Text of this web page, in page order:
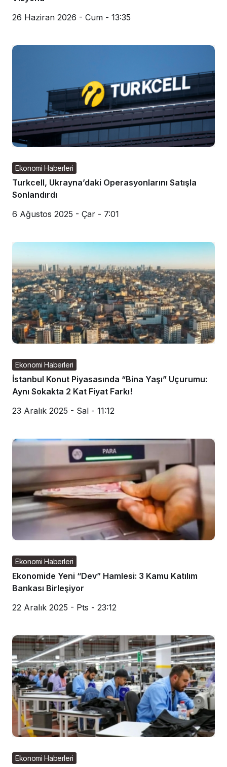
26 Haziran 2026 - Cum - 13:35
Ekonomi Haberleri
Turkcell, Ukrayna’daki Operasyonlarını Satışla
Sonlandırdı
6 Ağustos 2025 - Çar - 7:01
Ekonomi Haberleri
İstanbul Konut Piyasasında “Bina Yaşı” Uçurumu:
Aynı Sokakta 2 Kat Fiyat Farkı!
23 Aralık 2025 - Sal - 11:12
Ekonomi Haberleri
Ekonomide Yeni “Dev” Hamlesi: 3 Kamu Katılım
Bankası Birleşiyor
22 Aralık 2025 - Pts - 23:12
Ekonomi Haberleri